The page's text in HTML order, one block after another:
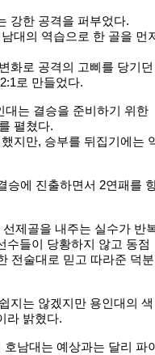
강한 공격을 퍼부었다.
대의 역습으로 한 골을 먼
화로 공격의 고삐를 당기던
로 만들었다.
대는 결승을 준비하기 위한
펼쳤다.
지만, 승부를 뒤집기에는
승에 진출하면서 2연패를
제골을 내주는 실수가 반
수들이 당황하지 않고 동점
전술대로 믿고 따라준 덕분
지는 않겠지만 용인대의 색
라 밝혔다.
남대는 예상과는 달리 파이